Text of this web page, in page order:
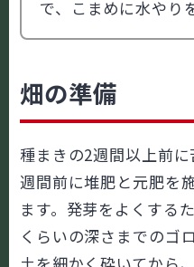
で、こまめに水やり
畑の準備
種まきの2週間以上前
週間前に堆肥と元肥を
ます。発芽をよくする
くらいの深さまでのゴ